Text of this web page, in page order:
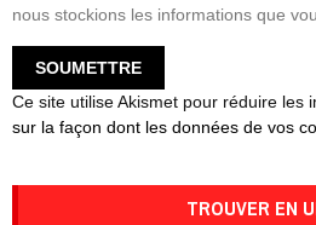
nous stockions les informations que
Ce site utilise Akismet pour réduire les
sur la façon dont les données de vos
TROUVER EN